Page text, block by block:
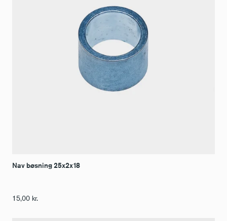
Nav bøsning 25x2x18
15,00 kr.